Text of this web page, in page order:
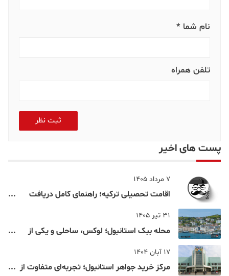
نام شما *
تلفن همراه
ثبت نظر
پست های اخیر
7 مرداد 1405
اقامت تحصیلی ترکیه؛ راهنمای کامل دریافت
31 تیر 1405
محله ببک استانبول؛ لوکس، ساحلی و یکی از
17 آبان 1404
مرکز خرید جواهر استانبول؛ تجربه‌ای متفاوت از